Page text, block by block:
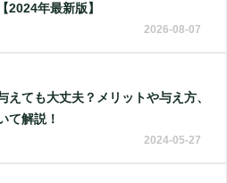
2024年最新版】
2026-08-07
えても大丈夫？メリットや与え方、
て解説！
2024-05-27